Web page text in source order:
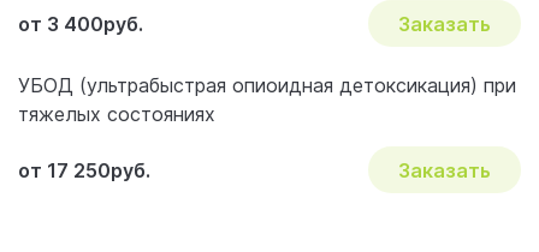
от 3 400руб. Заказать
УБОД (ультрабыстрая опиоидная детоксикация) при
тяжелых состояниях
от 17 250руб. Заказать